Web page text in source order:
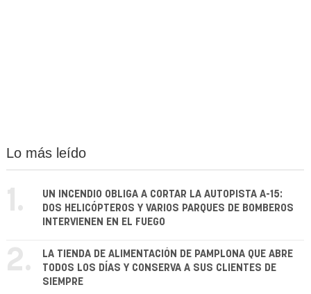
Lo más leído
1.
UN INCENDIO OBLIGA A CORTAR LA AUTOPISTA A-15:
DOS HELICÓPTEROS Y VARIOS PARQUES DE BOMBEROS
INTERVIENEN EN EL FUEGO
2.
LA TIENDA DE ALIMENTACIÓN DE PAMPLONA QUE ABRE
TODOS LOS DÍAS Y CONSERVA A SUS CLIENTES DE
SIEMPRE